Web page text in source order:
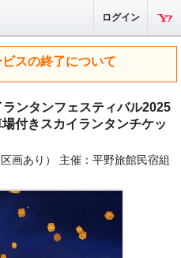
ログイン
スの終了について
ンタンフェスティバル2025
付きスカイランタンチケッ
画あり） 主催：平野旅館民宿組